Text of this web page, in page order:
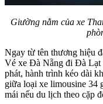
Giường nằm của xe
Ngay từ tên thương hiệu
Vé xe Đà Nẵng đi Đà Lạt
phát, hành trình kéo dài
giữa loại xe limousine 34
mái nếu du lịch theo cặp